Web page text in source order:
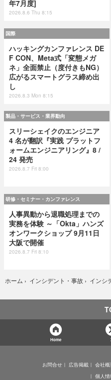
年7月度]
2026.8.6 Thu 8:15
国際
ハッキングカンファレンス DE
F CON、Meta式「変態メガ
ネ」全面禁止（度付きもNG）
広がるスマートグラス締め出
し
2026.8.3 Mon 8:15
製品・サービス・業界動向
スリーシェイクのエンジニア
4 名が翻訳『実践 プラットフ
ォームエンジニアリング』8 /
24 発売
2026.8.7 Fri 8:00
研修・セミナー・カンファレンス
人事異動から退職処理までの
実務を体験 ～「Okta」ハンズ
オンワークショップ 9月11日
大阪で開催
2026.8.7 Fri 8:10
ホーム › インシデント・事故 › インシ
Home
お問合せ 広告掲載 会社概
個人